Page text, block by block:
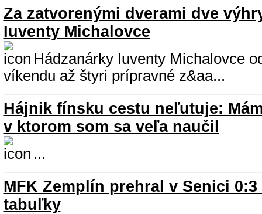
Za zatvorenými dverami dve
Iuventy Michalovce
Hádzanárky Iuventy Michalovce
víkendu až štyri prípravné z&aa...
Hájnik fínsku cestu neľutuje:
v ktorom som sa veľa naučil
...
MFK Zemplín prehral v Senici
tabuľky